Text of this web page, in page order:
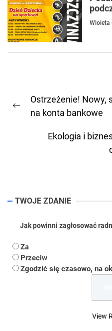
Wioleta
wpisu
Previous
Ostrzeżenie! Nowy,
na konta bankowe
Ekologia i
TWOJE ZDANIE
Jak powinni zagłosować
Za
Przeciw
Zgodzić się czasowo, na
View